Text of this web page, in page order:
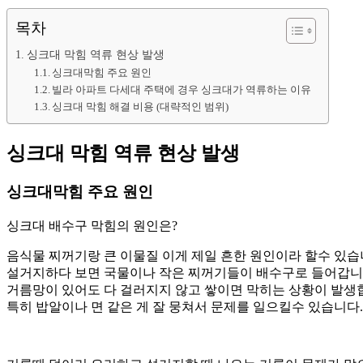
목차
싱크대 막힘 역류 현상 발생
싱크대막힘 주요 원인
빌라 아파트 다세대 주택에 경우 싱크대가 역류하는 이유
싱크대 막힘 해결 비용 (대략적인 범위)
싱크대 막힘 역류 현상 발생
싱크대막힘 주요 원인
싱크대 배수구 막힘의 원인은?
음식물 찌꺼기랑 큰 이물질 이게 제일 흔한 원인이라 할수 있습
설거지하다 보면 국물이나 작은 찌꺼기들이 배수구로 들어갑
거름망이 있어도 다 걸러지지 않고 쌓이면 막히는 상황이 발생
특히 밥알이나 면 같은 게 잘 뭉쳐서 문제를 일으킬수 있습니다.